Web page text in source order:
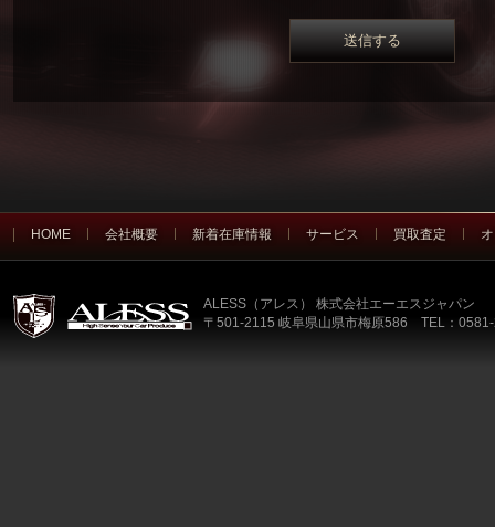
HOME 会社概要 新着在庫情報 サービス 買取査定
ALESS（アレス） 株式会社エーエスジャパン
〒501-2115 岐阜県山県市梅原586 TEL：